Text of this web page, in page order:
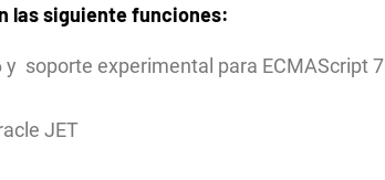
las siguiente funciones:
y soporte experimental para ECMAScript 7
JET